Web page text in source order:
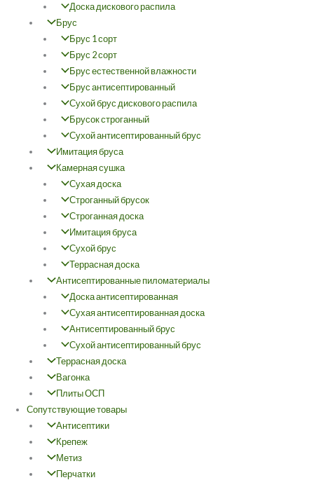
Доска дискового распила
Брус
Брус 1 сорт
Брус 2 сорт
Брус естественной влажности
Брус антисептированный
Сухой брус дискового распила
Брусок строганный
Сухой антисептированный брус
Имитация бруса
Камерная сушка
Сухая доска
Строганный брусок
Строганная доска
Имитация бруса
Сухой брус
Террасная доска
Антисептированные пиломатериалы
Доска антисептированная
Сухая антисептированная доска
Антисептированный брус
Сухой антисептированный брус
Террасная доска
Вагонка
Плиты ОСП
Сопутствующие товары
Антисептики
Крепеж
Метиз
Перчатки